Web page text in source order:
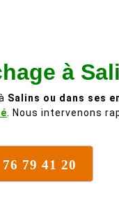
à
Salins ou dans ses
. Nous intervenons
79 41 20